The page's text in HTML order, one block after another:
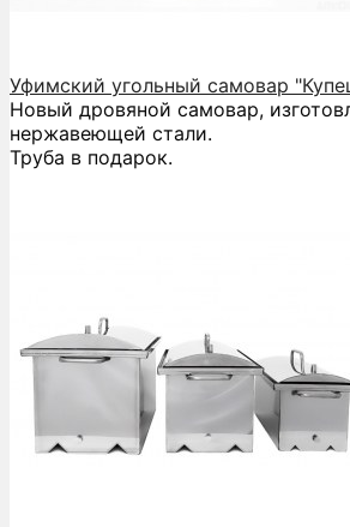
Уфимский угольный самовар
Новый дровяной самовар,
нержавеющей стали.
Труба в подарок.